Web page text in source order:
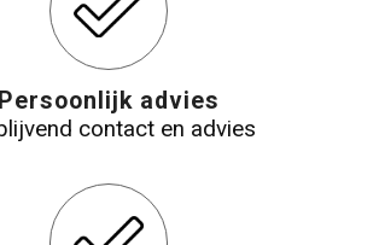
Persoonlijk advies
contact en advies